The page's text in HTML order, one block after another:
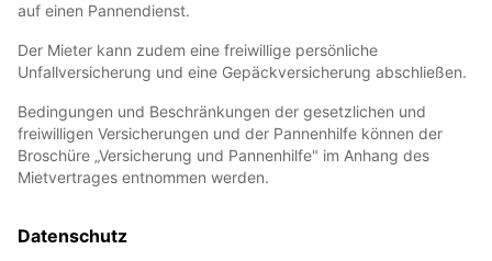
auf einen Pannendienst.
Der Mieter kann zudem eine freiwillige persönliche
Unfallversicherung und eine Gepäckversicherung abschließen.
Bedingungen und Beschränkungen der gesetzlichen und
freiwilligen Versicherungen und der Pannenhilfe können der
Broschüre „Versicherung und Pannenhilfe" im Anhang des
Mietvertrages entnommen werden.
Datenschutz